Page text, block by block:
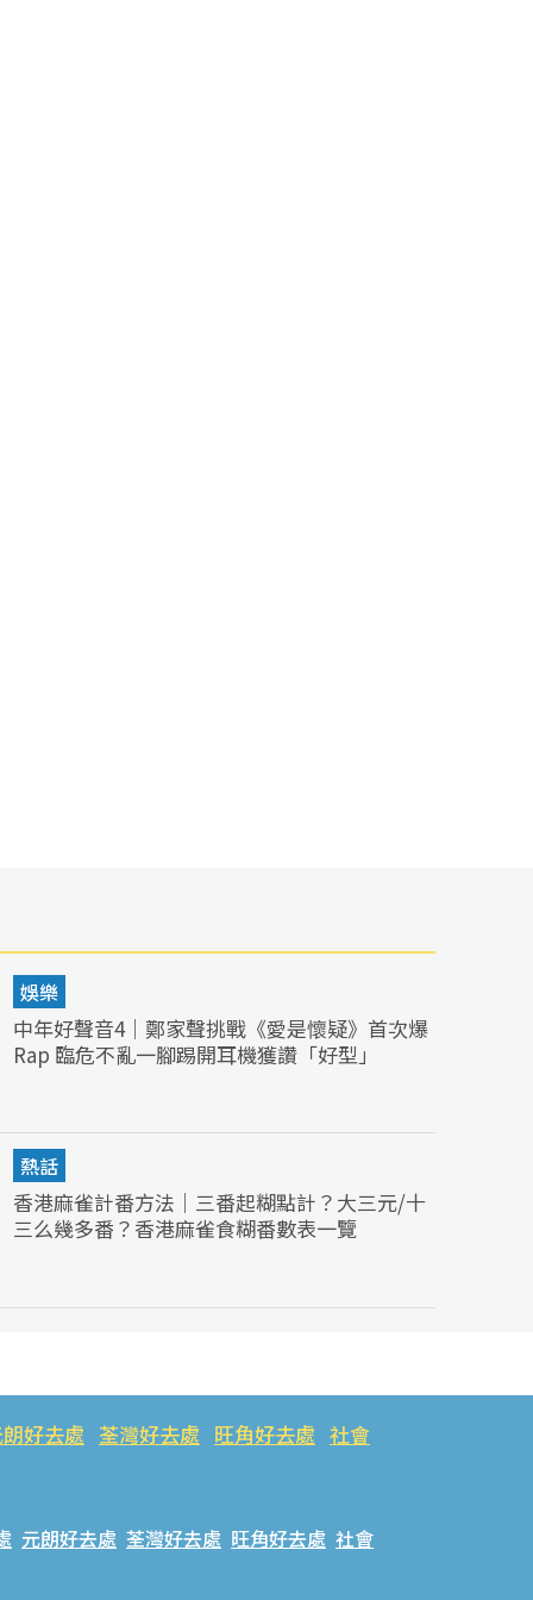
娛樂
中年好聲音4｜鄭家聲挑戰《愛是懷疑》首次爆
Rap 臨危不亂一腳踢開耳機獲讚「好型」
熱話
香港麻雀計番方法｜三番起糊點計？大三元/十
三么幾多番？香港麻雀食糊番數表一覽
好去處 荃灣好去處 旺角好去處 社會
元朗好去處 荃灣好去處 旺角好去處 社會